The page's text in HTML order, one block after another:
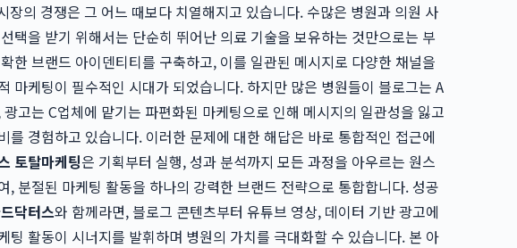
장의 경쟁은 그 어느 때보다 치열해지고 있습니다. 수많은 병원과 의원 사
택을 받기 위해서는 단순히 뛰어난 의료 기술을 보유하는 것만으로는 부
한 브랜드 아이덴티티를 구축하고, 이를 일관된 메시지로 다양한 채널을
마케팅이 필수적인 시대가 되었습니다. 하지만 많은 병원들이 블로그는 A
고는 C업체에 맡기는 파편화된 마케팅으로 인해 메시지의 일관성을 잃고
를 경험하고 있습니다. 이러한 문제에 대한 해답은 바로 통합적인 접근에
토탈마케팅은 기획부터 실행, 성과 분석까지 모든 과정을 아우르는 원스
, 분절된 마케팅 활동을 하나의 강력한 브랜드 전략으로 통합합니다. 성공
닥터스와 함께라면, 블로그 콘텐츠부터 유튜브 영상, 데이터 기반 광고에
팅 활동이 시너지를 발휘하며 병원의 가치를 극대화할 수 있습니다. 본 아